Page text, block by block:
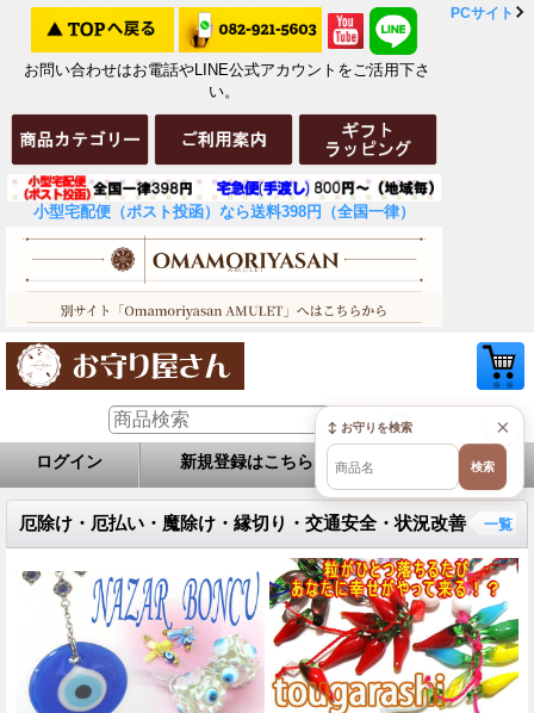
お問い合わせはお電話やLINE公式アカウントをご活用下さ
い。
小型宅配便（ポスト投函）なら送料398円（全国一律）
PCサイト
ログイン 新規登録はこちら お問い合せ
厄除け・厄払い・魔除け・縁切り・交通安全・状況改善 一覧
×
↕ お守りを検索
検索